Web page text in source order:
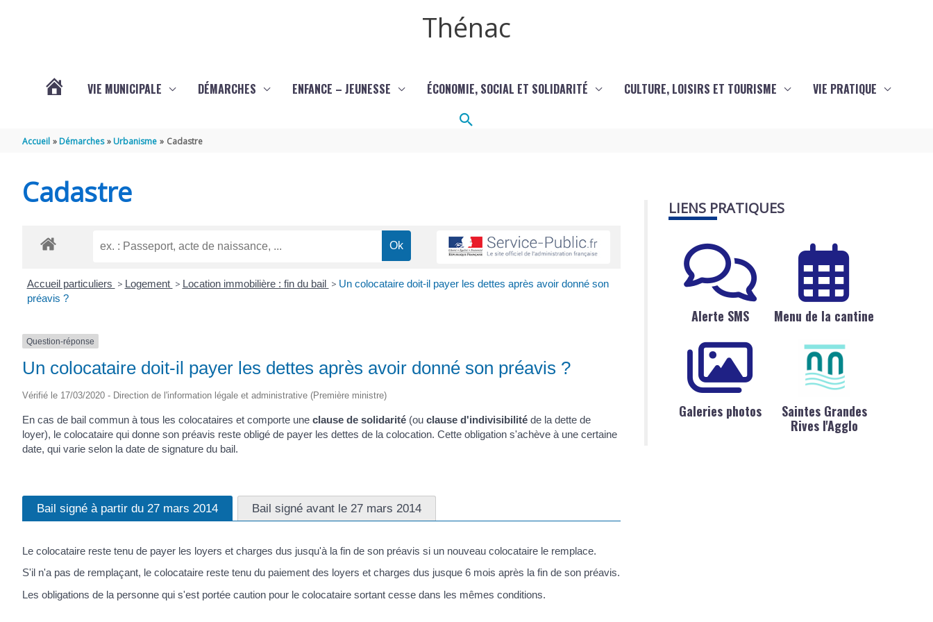
Thénac
THÉNAC
VIE MUNICIPALE DÉMARCHES ENFANCE – JEUNESSE ÉCONOMIE, SOCIAL ET SOLIDARITÉ CULTURE, LOISIRS ET TOURISME VIE PRATIQUE
Rechercher
Accueil Démarches Urbanisme Cadastre
Cadastre
Accueil particuliers > Logement > Location immobilière : fin du bail > Un colocataire doit-il payer les dettes après avoir donné son
préavis ?
Question-réponse
Un colocataire doit-il payer les dettes après avoir donné son préavis ?
Vérifié le 17/03/2020 - Direction de l'information légale et administrative (Première ministre)
En cas de bail commun à tous les colocataires et comporte une clause de solidarité (ou clause d'indivisibilité de la dette de
loyer), le colocataire qui donne son préavis reste obligé de payer les dettes de la colocation. Cette obligation s'achève à une certaine
date, qui varie selon la date de signature du bail.
Bail signé à partir du 27 mars 2014 Bail signé avant le 27 mars 2014
Le colocataire reste tenu de payer les loyers et charges dus jusqu'à la fin de son préavis si un nouveau colocataire le remplace.
S'il n'a pas de remplaçant, le colocataire reste tenu du paiement des loyers et charges dus jusque 6 mois après la fin de son préavis.
Les obligations de la personne qui s'est portée caution pour le colocataire sortant cesse dans les mêmes conditions.
LIENS PRATIQUES
Alerte SMS Menu de la cantine
Galeries photos
Saintes Grandes
Rives l'Agglo